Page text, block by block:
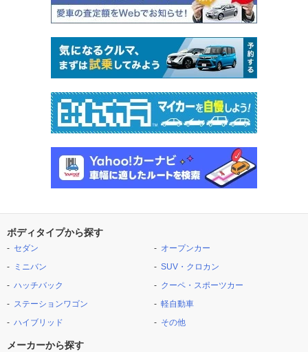
ボディタイプから探す
セダン
ミニバン
ハッチバック
ステーションワゴン
ハイブリッド
オープンカー
SUV・クロカン
クーペ・スポーツカー
軽自動車
その他
メーカーから探す